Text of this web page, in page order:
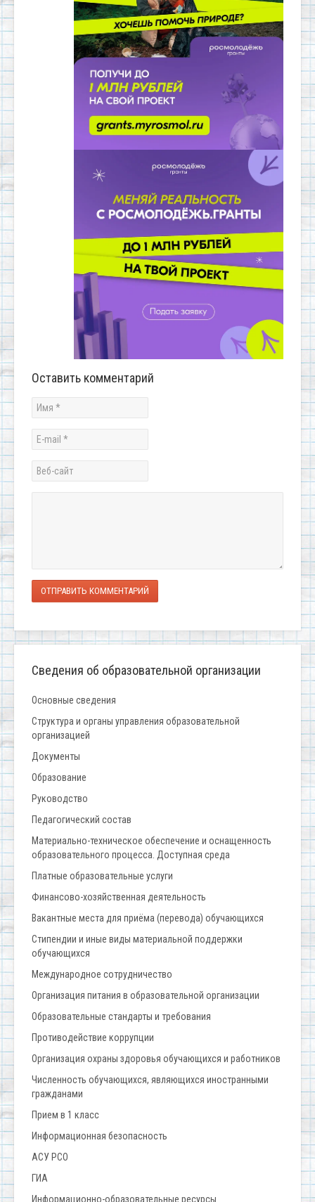
Оставить комментарий
ОТПРАВИТЬ КОММЕНТАРИЙ
Сведения об образовательной организации
Основные сведения
Структура и органы управления образовательной
организацией
Документы
Образование
Руководство
Педагогический состав
Материально-техническое обеспечение и оснащенность
образовательного процесса. Доступная среда
Платные образовательные услуги
Финансово-хозяйственная деятельность
Вакантные места для приёма (перевода) обучающихся
Стипендии и иные виды материальной поддержки
обучающихся
Международное сотрудничество
Организация питания в образовательной организации
Образовательные стандарты и требования
Противодействие коррупции
Организация охраны здоровья обучающихся и работников
Численность обучающихся, являющихся иностранными
гражданами
Прием в 1 класс
Информационная безопасность
АСУ РСО
ГИА
Информационно-образовательные ресурсы